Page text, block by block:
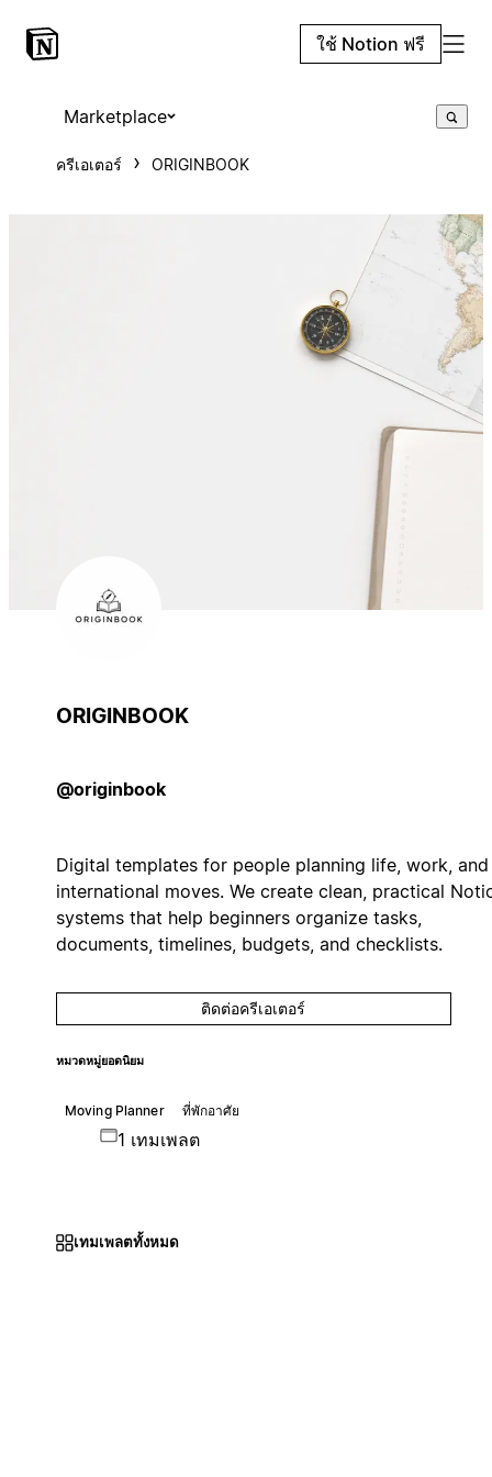
ใช้ Notion ฟรี
Marketplace
ครีเอเตอร์ ORIGINBOOK
ORIGINBOOK
@originbook
Digital templates for people planning life, work, and
international moves. We create clean, practical
systems that help beginners organize tasks,
documents, timelines, budgets, and checklists.
ติดต่อครีเอเตอร์
หมวดหมู่ยอดนิยม
Moving Planner ที่พักอาศัย
1 เทมเพลต
เทมเพลตทั้งหมด